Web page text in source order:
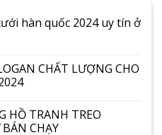
hàn quốc 2024 uy tín ở
CHẤT LƯỢNG CHO
HỒ TRANH TREO
CHẠY